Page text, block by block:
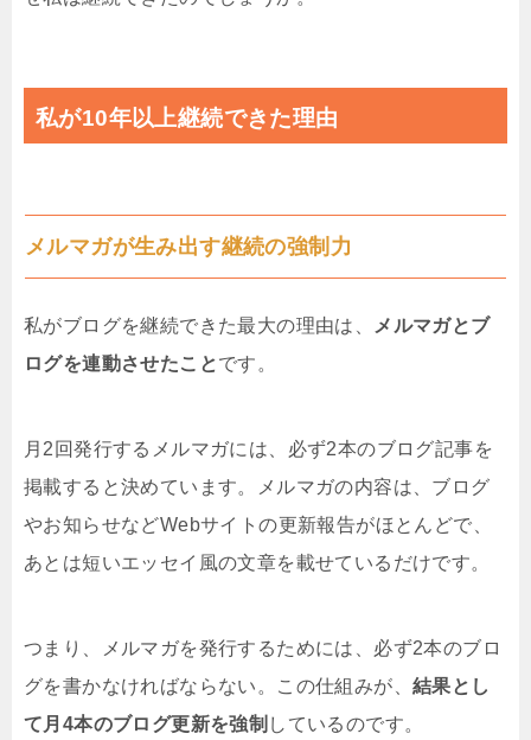
私が10年以上継続できた理由
メルマガが生み出す継続の強制力
私がブログを継続できた最大の理由は、
メルマガとブ
ログを連動させたことです。
月2回発行するメルマガには、必ず2本のブログ記事を
掲載すると決めています。メルマガの内容は、ブログ
やお知らせなどWebサイトの更新報告がほとんどで、
あとは短いエッセイ風の文章を載せているだけです。
つまり、メルマガを発行するためには、必ず2本のブロ
グを書かなければならない。この仕組みが、 結果とし
て月4本のブログ更新を強制 しているのです。